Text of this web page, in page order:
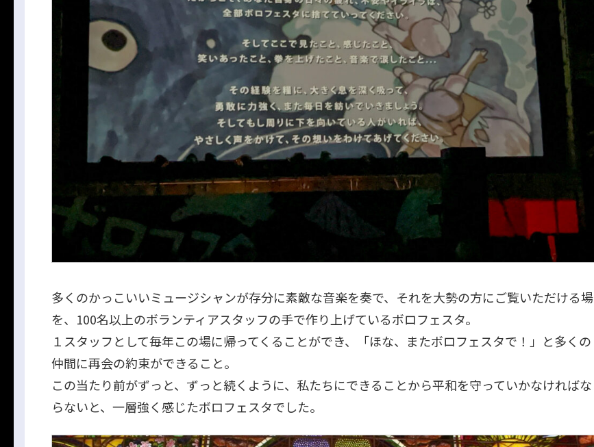
多くのかっこいいミュージシャンが存分に素敵な音楽を奏で、それを大勢の方にご覧いただける場
を、100名以上のボランティアスタッフの手で作り上げているボロフェスタ。
１スタッフとして毎年この場に帰ってくることができ、「ほな、またボロフェスタで！」と多くの
仲間に再会の約束ができること。
この当たり前がずっと、ずっと続くように、私たちにできることから平和を守っていかなければな
らないと、一層強く感じたボロフェスタでした。